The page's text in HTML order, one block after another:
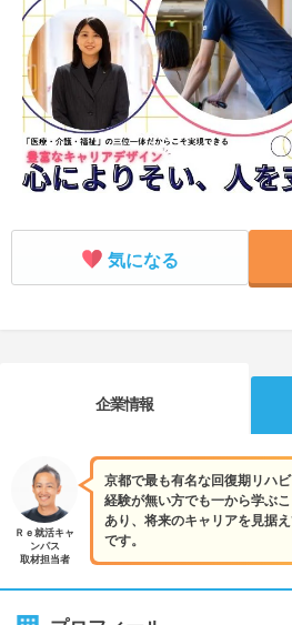
就活ニュースペーパー
就活時事ニュースを更新
気になる
企業情報
京都で最も有名な回復期リハ
経験が無い方でも一から学ぶ
あり、将来のキャリアを見据
です。
Ｒｅ就活キャ
ンパス
取材担当者